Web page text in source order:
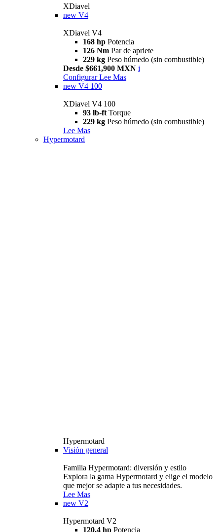
XDiavel
new V4
XDiavel V4
168 hp Potencia
126 Nm Par de apriete
229 kg Peso húmedo (sin combustible)
Desde $661,900 MXN i
Configurar Lee Mas
new V4 100
XDiavel V4 100
93 lb-ft Torque
229 kg Peso húmedo (sin combustible)
Lee Mas
Hypermotard
Hypermotard
Visión general
Familia Hypermotard: diversión y estilo
Explora la gama Hypermotard y elige el modelo
que mejor se adapte a tus necesidades.
Lee Mas
new V2
Hypermotard V2
120,4 hp Potencia